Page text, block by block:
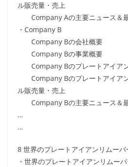
ル販売量・売上
Company Aの主要ニュース＆
・Company B
Company Bの会社概要
Company Bの事業概要
Company Bのプレートアイア
Company Bのプレートアイア
ル販売量・売上
Company Bの主要ニュース＆
…
…
8 世界のプレートアイアンリムー
・世界のプレートアイアンリムー